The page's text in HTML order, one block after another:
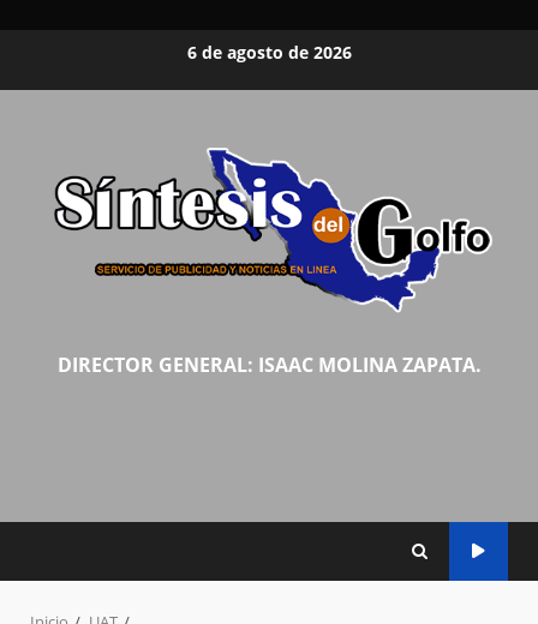
6 de agosto de 2026
DIRECTOR GENERAL: ISAAC MOLINA ZAPATA.